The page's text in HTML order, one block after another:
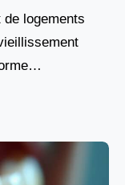
de logements